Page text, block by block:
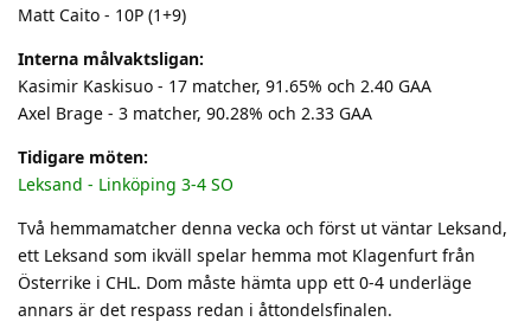
Matt Caito - 10P (1+9)
Interna målvaktsligan:
Kasimir Kaskisuo - 17 matcher, 91.65% och 2.40 GAA
Axel Brage - 3 matcher, 90.28% och 2.33 GAA
Tidigare möten:
Leksand - Linköping 3-4 SO
Två hemmamatcher denna vecka och först ut väntar Leksand,
ett Leksand som ikväll spelar hemma mot Klagenfurt från
Österrike i CHL. Dom måste hämta upp ett 0-4 underläge
annars är det respass redan i åttondelsfinalen.